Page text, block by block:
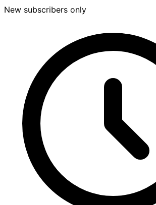
New subscribers only